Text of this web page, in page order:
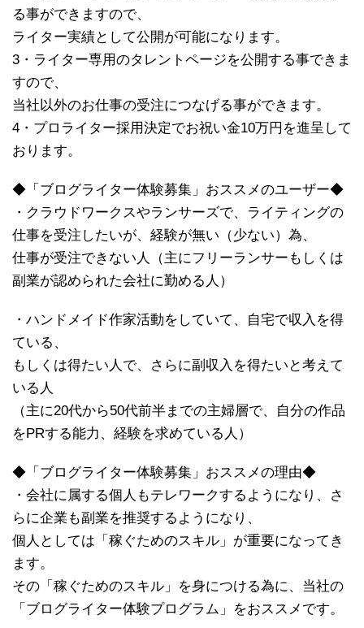
る事ができますので、
ライター実績として公開が可能になります。
3・ライター専用のタレントページを公開する事できま
すので、
当社以外のお仕事の受注につなげる事ができます。
4・プロライター採用決定でお祝い金10万円を進呈して
おります。
◆「ブログライター体験募集」おススメのユーザー◆
・クラウドワークスやランサーズで、ライティングの
仕事を受注したいが、経験が無い（少ない）為、
仕事が受注できない人（主にフリーランサーもしくは
副業が認められた会社に勤める人）
・ハンドメイド作家活動をしていて、自宅で収入を得
ている、
もしくは得たい人で、さらに副収入を得たいと考えて
いる人
（主に20代から50代前半までの主婦層で、自分の作品
をPRする能力、経験を求めている人）
◆「ブログライター体験募集」おススメの理由◆
・会社に属する個人もテレワークするようになり、さ
らに企業も副業を推奨するようになり、
個人としては「稼ぐためのスキル」が重要になってき
ます。
その「稼ぐためのスキル」を身につける為に、当社の
「ブログライター体験プログラム」をおススメです。